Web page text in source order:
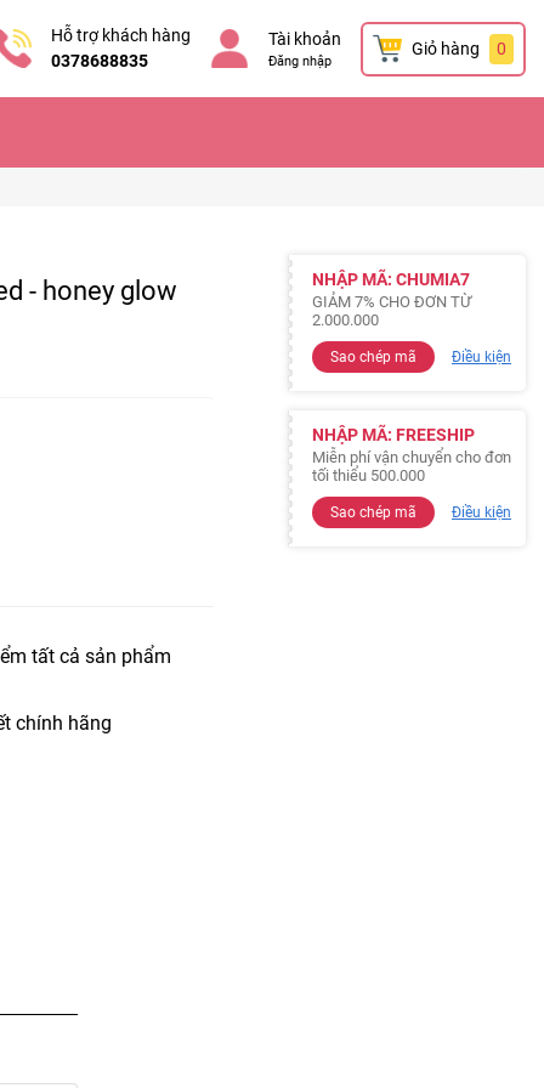
Hỗ trợ khách hàng
0378688835
Tài khoản
Đăng nhập
Giỏ hàng 0
- honey glow
tất cả sản phẩm
chính hãng
NHẬP MÃ: CHUMIA7
GIẢM 7% CHO ĐƠN TỪ
2.000.000
Sao chép mã Điều kiện
NHẬP MÃ: FREESHIP
Miễn phí vận chuyển cho đơn
tối thiểu 500.000
Sao chép mã Điều kiện